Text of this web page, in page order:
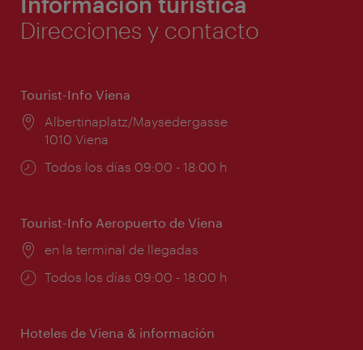
Direcciones y contacto
Tourist-Info Viena
Lugar:
Albertinaplatz/Maysedergasse
1010 Viena
Horarios
Todos los días 09:00 - 18:00 h
Tourist-Info Aeropuerto de Viena
Lugar:
en la terminal de llegadas
Horarios
Todos los días 09:00 - 18:00 h
Hoteles de Viena & información